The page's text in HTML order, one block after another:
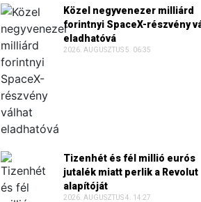
Közel negyvenezer milliárd
forintnyi SpaceX-részvény
eladhatóvá
2026. AUGUSZTUS 5. 06:35
Tizenhét és fél millió eurós
jutalék miatt perlik a Revolut
alapítóját
2026. AUGUSZTUS 4. 14:27